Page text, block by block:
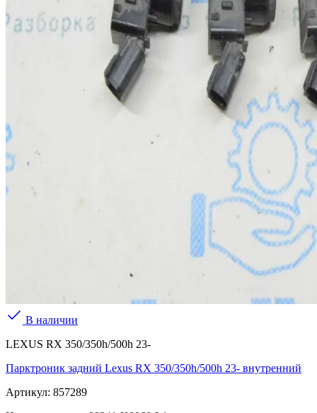
В наличии
LEXUS RX 350/350h/500h 23-
Парктроник задний Lexus RX 350/350h/500h 23- внутренний
Артикул: 857289